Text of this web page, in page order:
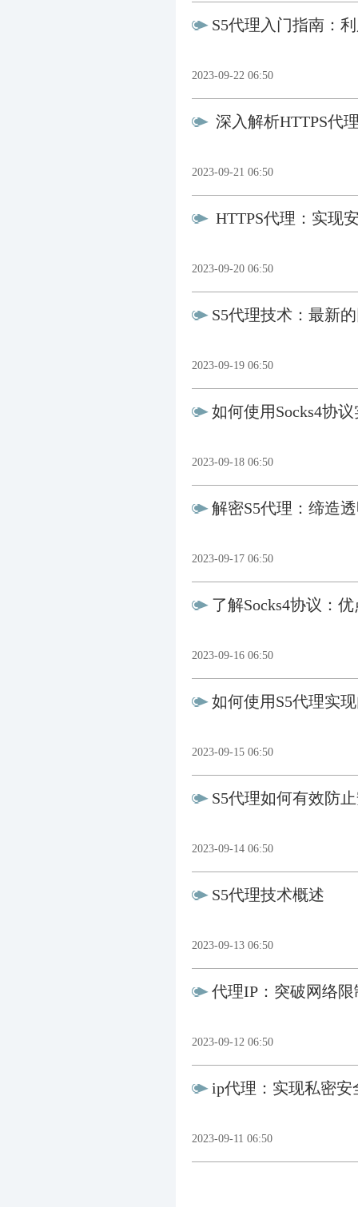
S5代理入门指南：
2023-09-22 06:50
深入解析HTTPS代
2023-09-21 06:50
HTTPS代理：实现
2023-09-20 06:50
S5代理技术：最新
2023-09-19 06:50
如何使用Socks4协
2023-09-18 06:50
解密S5代理：缔造
2023-09-17 06:50
了解Socks4协议：
2023-09-16 06:50
如何使用S5代理实
2023-09-15 06:50
S5代理如何有效防
2023-09-14 06:50
S5代理技术概述
2023-09-13 06:50
代理IP：突破网络
2023-09-12 06:50
ip代理：实现私密
2023-09-11 06:50